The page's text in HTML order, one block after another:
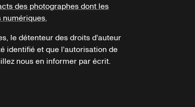
des photographes dont les
le détenteur des droits d'auteur
identifié et que l'autorisation de
nous en informer par écrit.